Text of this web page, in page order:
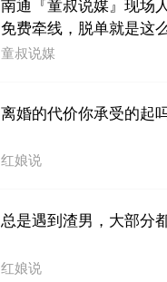
南通『童叔说媒』现场
免费牵线，脱单就是这
童叔说媒
离婚的代价你承受的起
红娘说
总是遇到渣男，大部分
红娘说